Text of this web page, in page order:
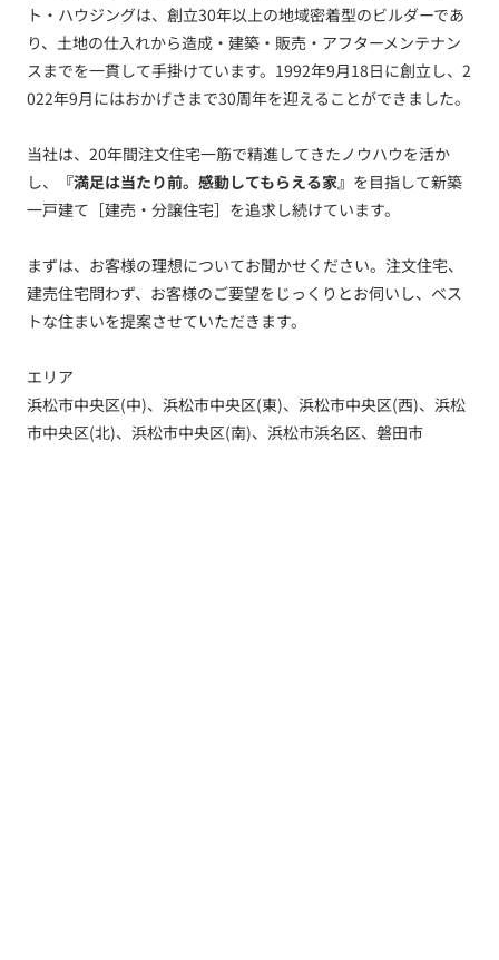
ト・ハウジングは、創立30年以上の地域密着型のビルダーであ
り、土地の仕入れから造成・建築・販売・アフターメンテナン
スまでを一貫して手掛けています。1992年9月18日に創立し、2
022年9月にはおかげさまで30周年を迎えることができました。
当社は、20年間注文住宅一筋で精進してきたノウハウを活か
し、
『満足は当たり前。感動してもらえる家』 を目指して新築
一戸建て［建売・分譲住宅］を追求し続けています。
まずは、お客様の理想についてお聞かせください。注文住宅、
建売住宅問わず、お客様のご要望をじっくりとお伺いし、ベス
トな住まいを提案させていただきます。
エリア
浜松市中央区(中)、浜松市中央区(東)、浜松市中央区(西)、浜松
市中央区(北)、浜松市中央区(南)、浜松市浜名区、磐田市